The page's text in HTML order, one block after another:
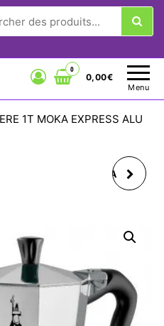
Menu
0
0,00€
1T MOKA EXPRESS ALU
CAFETIERE 3 T MOKA